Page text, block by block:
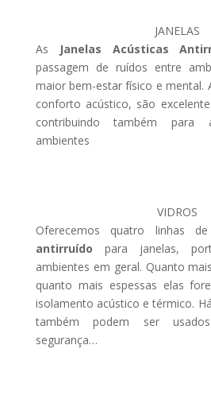
JANELAS
As
Janelas Acústicas
passagem de ruídos entre
maior bem-estar físico e mental.
conforto acústico, são
contribuindo também para
ambientes
VIDROS
Oferecemos quatro linhas de
antirruído
para janelas,
ambientes em geral. Quanto
quanto mais espessas elas
isolamento acústico e térmico.
também podem ser
segurança…